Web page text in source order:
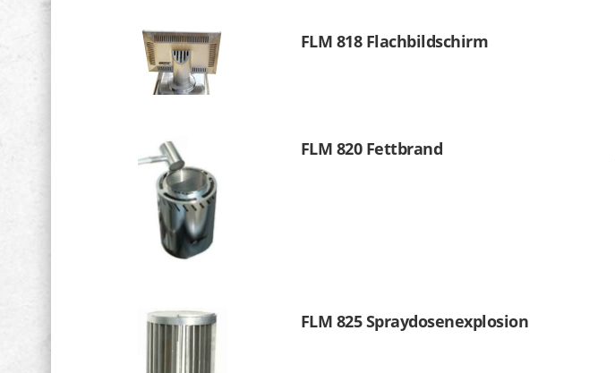
FLM 818 Flachbildschirm
FLM 820 Fettbrand
FLM 825 Spraydosenexplosion